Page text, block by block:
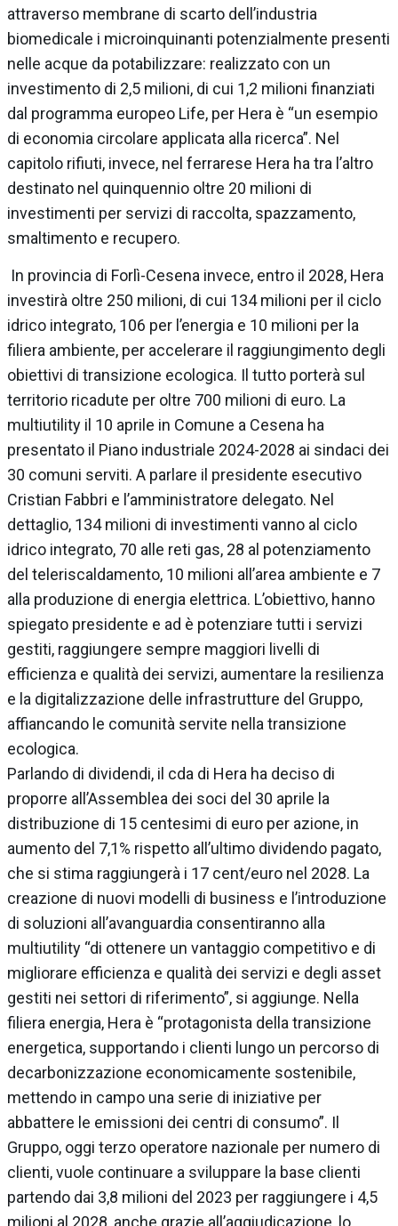
attraverso membrane di scarto dell’industria
biomedicale i microinquinanti potenzialmente presenti
nelle acque da potabilizzare: realizzato con un
investimento di 2,5 milioni, di cui 1,2 milioni finanziati
dal programma europeo Life, per Hera è “un esempio
di economia circolare applicata alla ricerca”. Nel
capitolo rifiuti, invece, nel ferrarese Hera ha tra l’altro
destinato nel quinquennio oltre 20 milioni di
investimenti per servizi di raccolta, spazzamento,
smaltimento e recupero.
In provincia di Forlì-Cesena invece, entro il 2028, Hera
investirà oltre 250 milioni, di cui 134 milioni per il ciclo
idrico integrato, 106 per l’energia e 10 milioni per la
filiera ambiente, per accelerare il raggiungimento degli
obiettivi di transizione ecologica. Il tutto porterà sul
territorio ricadute per oltre 700 milioni di euro. La
multiutility il 10 aprile in Comune a Cesena ha
presentato il Piano industriale 2024-2028 ai sindaci dei
30 comuni serviti. A parlare il presidente esecutivo
Cristian Fabbri e l’amministratore delegato. Nel
dettaglio, 134 milioni di investimenti vanno al ciclo
idrico integrato, 70 alle reti gas, 28 al potenziamento
del teleriscaldamento, 10 milioni all’area ambiente e 7
alla produzione di energia elettrica. L’obiettivo, hanno
spiegato presidente e ad è potenziare tutti i servizi
gestiti, raggiungere sempre maggiori livelli di
efficienza e qualità dei servizi, aumentare la resilienza
e la digitalizzazione delle infrastrutture del Gruppo,
affiancando le comunità servite nella transizione
ecologica.
Parlando di dividendi, il cda di Hera ha deciso di
proporre all’Assemblea dei soci del 30 aprile la
distribuzione di 15 centesimi di euro per azione, in
aumento del 7,1% rispetto all’ultimo dividendo pagato,
che si stima raggiungerà i 17 cent/euro nel 2028. La
creazione di nuovi modelli di business e l’introduzione
di soluzioni all’avanguardia consentiranno alla
multiutility “di ottenere un vantaggio competitivo e di
migliorare efficienza e qualità dei servizi e degli asset
gestiti nei settori di riferimento”, si aggiunge. Nella
filiera energia, Hera è “protagonista della transizione
energetica, supportando i clienti lungo un percorso di
decarbonizzazione economicamente sostenibile,
mettendo in campo una serie di iniziative per
abbattere le emissioni dei centri di consumo”. Il
Gruppo, oggi terzo operatore nazionale per numero di
clienti, vuole continuare a sviluppare la base clienti
partendo dai 3,8 milioni del 2023 per raggiungere i 4,5
milioni al 2028, anche grazie all’aggiudicazione, lo